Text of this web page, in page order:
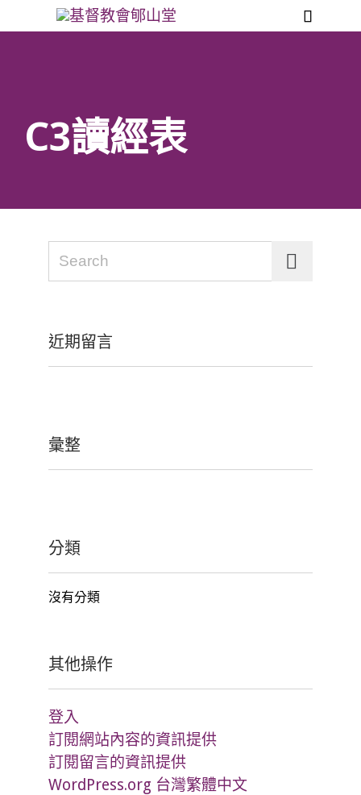

C3讀經表
Search for:
近期留言
彙整
分類
沒有分類
其他操作
登入
訂閱網站內容的資訊提供
訂閱留言的資訊提供
WordPress.org 台灣繁體中文